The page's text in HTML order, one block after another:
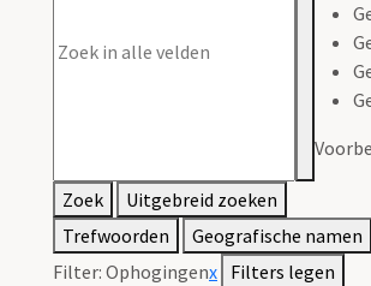
Zoek
Uitgebreid zoeken
Trefwoorden
Geografische namen
Filter: Ophogingenx Filters legen